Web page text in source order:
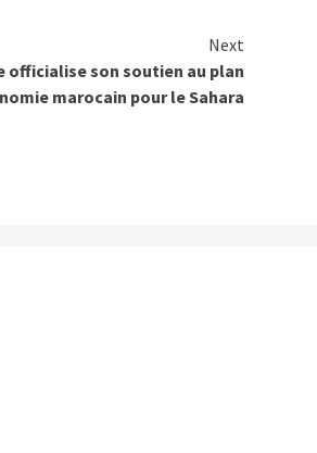
Next
officialise son soutien au plan
marocain pour le Sahara